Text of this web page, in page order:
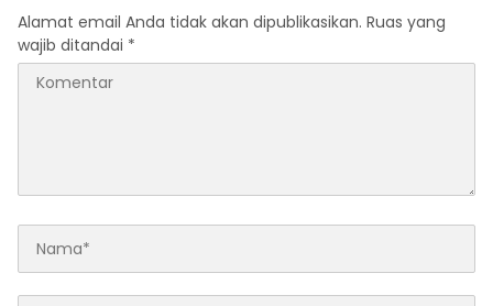
Alamat email Anda tidak akan dipublikasikan. Ruas yang
wajib ditandai *